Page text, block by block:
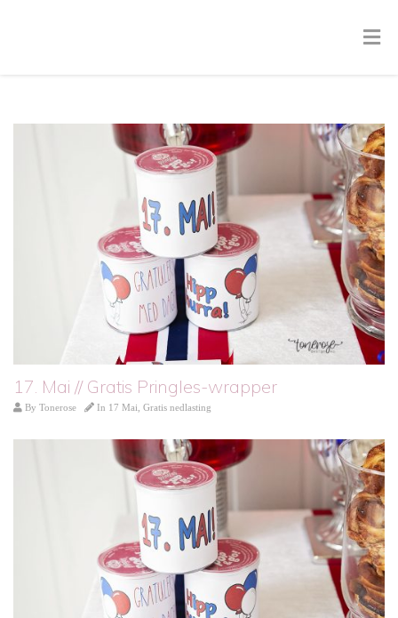
17. Mai // Gratis Pringles-wrapper
By Tonerose In 17 Mai Gratis nedlasting